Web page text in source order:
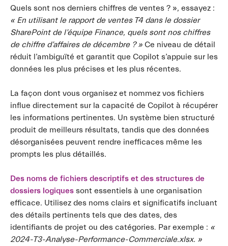
Quels sont nos derniers chiffres de ventes ? », essayez :
« En utilisant le rapport de ventes T4 dans le dossier
SharePoint de l’équipe Finance, quels sont nos chiffres
de chiffre d’affaires de décembre ? » Ce niveau de détail
réduit l’ambiguïté et garantit que Copilot s’appuie sur les
données les plus précises et les plus récentes.
La façon dont vous organisez et nommez vos fichiers
influe directement sur la capacité de Copilot à récupérer
les informations pertinentes. Un système bien structuré
produit de meilleurs résultats, tandis que des données
désorganisées peuvent rendre inefficaces même les
prompts les plus détaillés.
Des noms de fichiers descriptifs et des structures de
dossiers logiques sont essentiels à une organisation
efficace. Utilisez des noms clairs et significatifs incluant
des détails pertinents tels que des dates, des
identifiants de projet ou des catégories. Par exemple : «
2024-T3-Analyse-Performance-Commerciale.xlsx. »